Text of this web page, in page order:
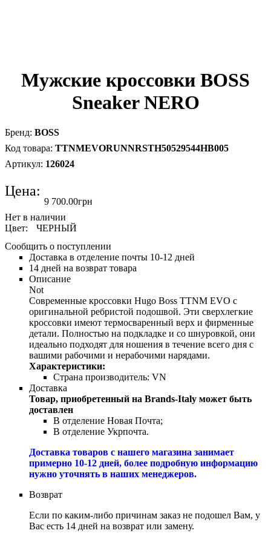
Мужские кроссовки BOSS
Sneaker NERO
BOSS
TTNMEVORUNNRSTH50529544HB005
126024
Цена:
9 700.00грн
Цвет:
ЧЕРНЫЙ
Сообщить о поступлении
Доставка в отделение почты 10-12 дней
14 дней на возврат товара
Описание
Not
Современные кроссовки Hugo Boss TTNM EVO с
оригинальной ребристой подошвой. Эти сверхлегкие
кроссовки имеют термосваренный верх и фирменные
детали. Полностью на подкладке и со шнуровкой, они
идеально подходят для ношения в течение всего дня с
вашими рабочими и нерабочими нарядами.
Характеристики:
Страна производитель: VN
Доставка
Товар, приобретенный на Brands-Italy может быть
доставлен
В отделение Новая Почта;
В отделение Укрпочта.
Доставка товаров с нашего магазина занимает
примерно 10-12 дней, более подробную информацию
нужно уточнять в наших менеджеров.
Возврат
Если по каким-либо причинам заказ не подошел Вам, у
Вас есть 14 дней на возврат или замену.